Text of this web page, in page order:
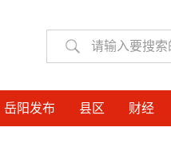
岳阳发布 县区 财经